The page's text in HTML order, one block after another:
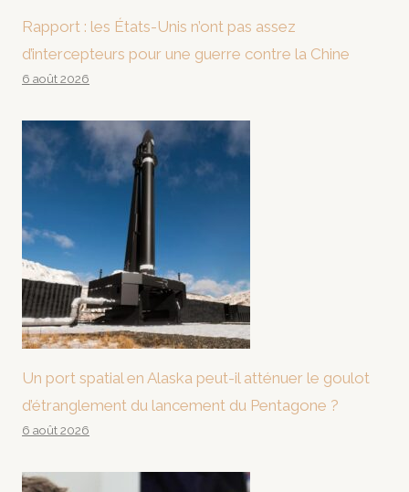
Rapport : les États-Unis n’ont pas assez
d’intercepteurs pour une guerre contre la Chine
6 août 2026
Un port spatial en Alaska peut-il atténuer le goulot
d’étranglement du lancement du Pentagone ?
6 août 2026